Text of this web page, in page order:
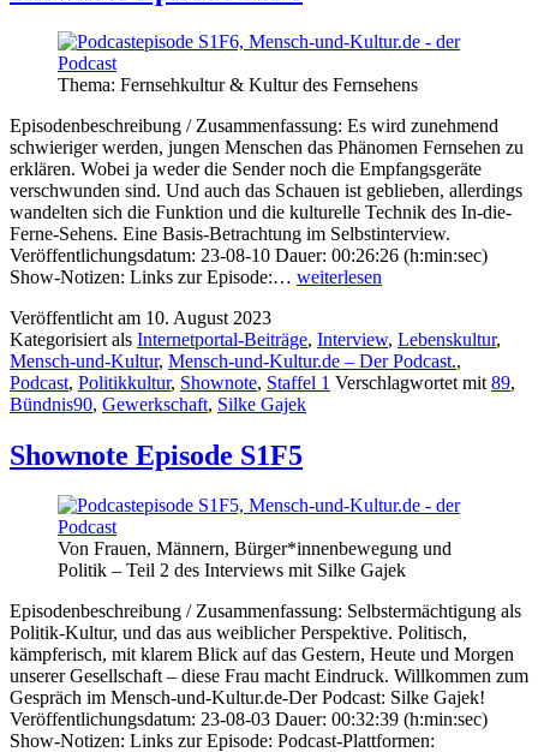
Thema: Fernsehkultur & Kultur des Fernsehens
Episodenbeschreibung / Zusammenfassung: Es wird zunehmend
schwieriger werden, jungen Menschen das Phänomen Fernsehen zu
erklären. Wobei ja weder die Sender noch die Empfangsgeräte
verschwunden sind. Und auch das Schauen ist geblieben, allerdings
wandelten sich die Funktion und die kulturelle Technik des In-die-
Ferne-Sehens. Eine Basis-Betrachtung im Selbstinterview.
Veröffentlichungsdatum: 23-08-10 Dauer: 00:26:26 (h:min:sec)
Show-Notizen: Links zur Episode:… Shownote
weiterlesen
Veröffentlicht am 10. August 2023
Kategorisiert als Internetportal-Beiträge, Interview, Lebenskultur,
Mensch-und-Kultur, Mensch-und-Kultur.de – Der Podcast.,
Podcast, Politikkultur, Shownote, Staffel 1 Verschlagwortet mit 89,
Bündnis90, Gewerkschaft, Silke Gajek
Shownote Episode S1F5
Von Frauen, Männern, Bürger*innenbewegung und
Politik – Teil 2 des Interviews mit Silke Gajek
Episodenbeschreibung / Zusammenfassung: Selbstermächtigung als
Politik-Kultur, und das aus weiblicher Perspektive. Politisch,
kämpferisch, mit klarem Blick auf das Gestern, Heute und Morgen
unserer Gesellschaft – diese Frau macht Eindruck. Willkommen zum
Gespräch im Mensch-und-Kultur.de-Der Podcast: Silke Gajek!
Veröffentlichungsdatum: 23-08-03 Dauer: 00:32:39 (h:min:sec)
Show-Notizen: Links zur Episode: Podcast-Plattformen: